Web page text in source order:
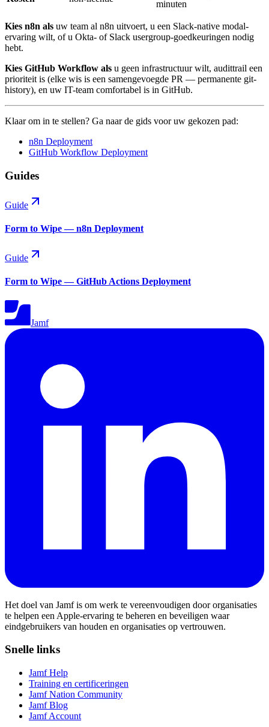
minuten
Kies n8n als uw team al n8n uitvoert, u een Slack-native modal-
ervaring wilt, of u Okta- of Slack usergroup-goedkeuringen nodig
hebt.
Kies GitHub Workflow als u geen infrastructuur wilt, audittrail een
prioriteit is (elke wis is een samengevoegde PR — permanente git-
history), en uw IT-team comfortabel is in GitHub.
Klaar om in te stellen? Ga naar de gids voor uw gekozen pad:
n8n Deployment
GitHub Workflow Deployment
Guides
Guide
Form to Wipe — n8n Deployment
Guide
Form to Wipe — GitHub Actions Deployment
Jamf
Het doel van Jamf is om werk te vereenvoudigen door organisaties
te helpen een Apple-ervaring te beheren en beveiligen waar
eindgebruikers van houden en organisaties op vertrouwen.
Snelle links
Jamf Help
Training en certificeringen
Jamf Nation Community
Jamf Blog
Jamf Account